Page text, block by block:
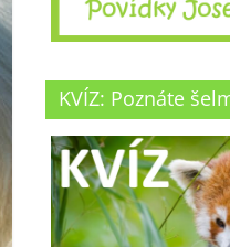
KVÍZ: Poznáte